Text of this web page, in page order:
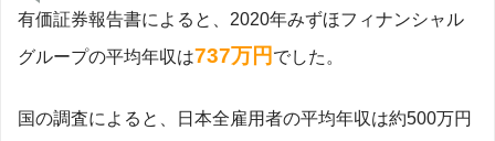
有価証券報告書によると、2020年みずほフィナンシャル
グループの平均年収は737万円 でした。
国の調査によると、日本全雇用者の平均年収は約500万円